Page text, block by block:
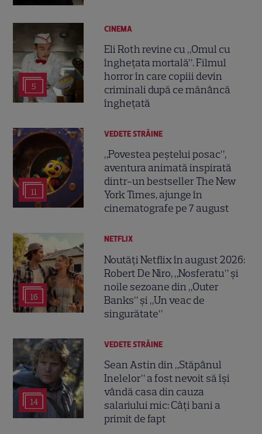
5
CINEMA
Eli Roth revine cu „Omul cu
înghețata mortală”. Filmul
horror în care copiii devin
criminali după ce mănâncă
înghețată
11
VEDETE STRĂINE
„Povestea peștelui posac”,
aventura animată inspirată
dintr-un bestseller The New
York Times, ajunge în
cinematografe pe 7 august
16
NETFLIX
Noutăți Netflix în august 2026:
Robert De Niro, „Nosferatu” și
noile sezoane din „Outer
Banks” și „Un veac de
singurătate”
14
VEDETE STRĂINE
Sean Astin din „Stăpânul
Inelelor” a fost nevoit să își
vândă casa din cauza
salariului mic: Câți bani a
primit de fapt